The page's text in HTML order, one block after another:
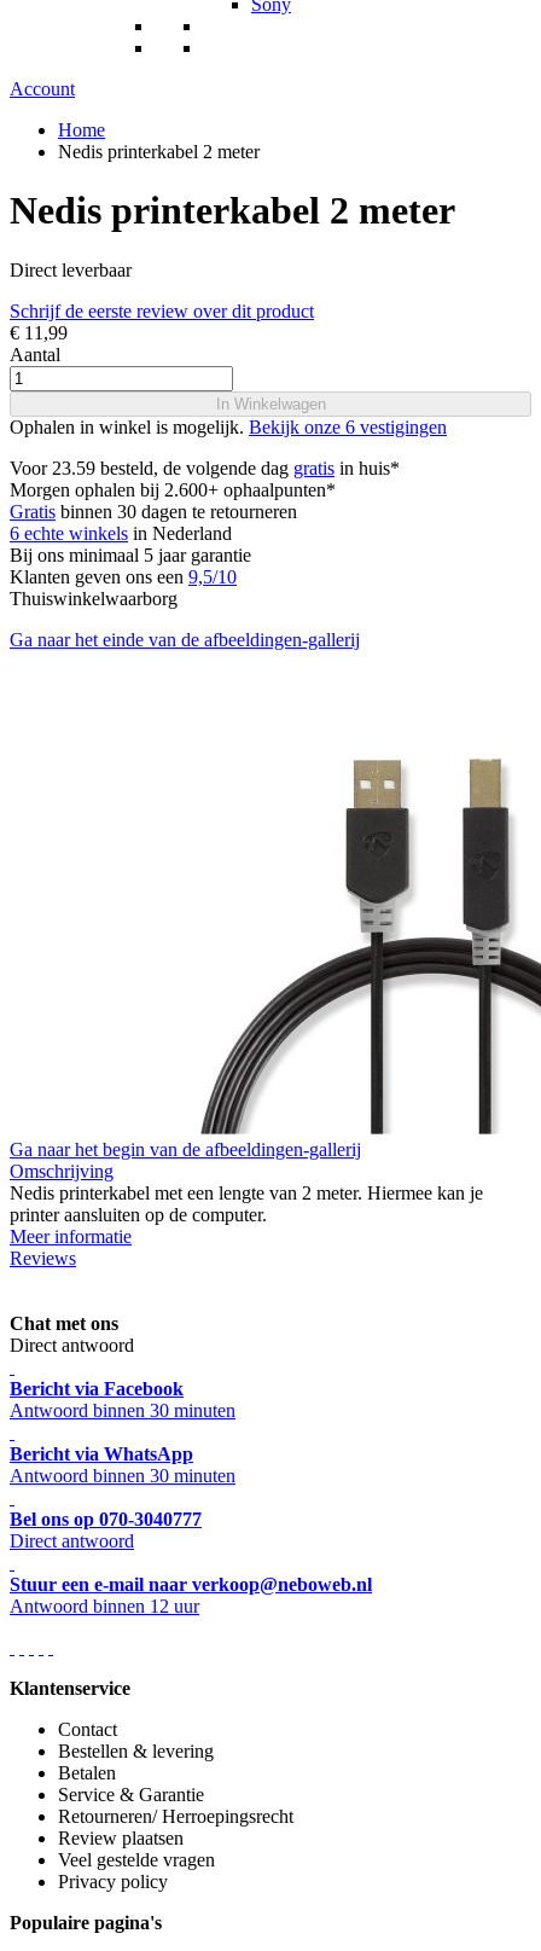
Sony
Account
Home
Nedis printerkabel 2 meter
Nedis printerkabel 2 meter
Direct leverbaar
Schrijf de eerste review over dit product
€ 11,99
Aantal
In Winkelwagen
Ophalen in winkel is mogelijk. Bekijk onze 6 vestigingen
Voor 23.59 besteld, de volgende dag gratis in huis*
Morgen ophalen bij 2.600+ ophaalpunten*
Gratis binnen 30 dagen te retourneren
6 echte winkels in Nederland
Bij ons minimaal 5 jaar garantie
Klanten geven ons een 9,5/10
Thuiswinkelwaarborg
Ga naar het einde van de afbeeldingen-gallerij
Ga naar het begin van de afbeeldingen-gallerij
Omschrijving
Nedis printerkabel met een lengte van 2 meter. Hiermee kan je
printer aansluiten op de computer.
Meer informatie
Reviews
Chat met ons
Direct antwoord
Bericht via Facebook
Antwoord binnen 30 minuten
Bericht via WhatsApp
Antwoord binnen 30 minuten
Bel ons op 070-3040777
Direct antwoord
Stuur een e-mail naar verkoop@neboweb.nl
Antwoord binnen 12 uur
Klantenservice
Contact
Bestellen & levering
Betalen
Service & Garantie
Retourneren/ Herroepingsrecht
Review plaatsen
Veel gestelde vragen
Privacy policy
Populaire pagina's